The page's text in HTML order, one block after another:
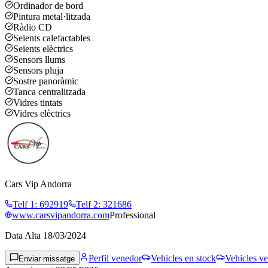
Ordinador de bord
Pintura metal·litzada
Ràdio CD
Seients calefactables
Seients elèctrics
Sensors llums
Sensors pluja
Sostre panoràmic
Tanca centralitzada
Vidres tintats
Vidres elèctrics
Cars Vip Andorra
Telf 1 : 692919 Telf 2: 321686
www.carsvipandorra.comProfessional
Data Alta 18/03/2024
Enviar missatge Perfil venedor Vehicles en stock
Vehicles